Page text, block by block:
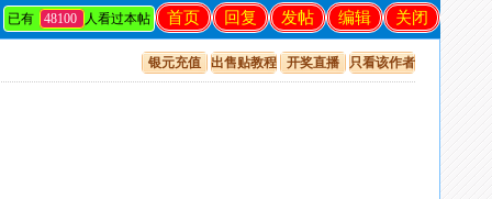
关闭
编辑
发帖
回复
首页
已有 48100 人看过本帖
银元充值 出售贴教程 开奖直播 只看该作者